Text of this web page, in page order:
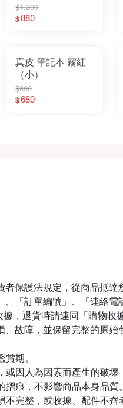
$1,200
$880
真皮 筆記本 霧紅
（小）
$800
$680
者保護法規定，從商品抵
、「訂單編號」、「連絡
，退貨時請連同「購物
、故障，並保留完整的原
期。
或因人為因素而產生的破壞
痕，不影響商品本身品質。
完整，或收據、配件不齊